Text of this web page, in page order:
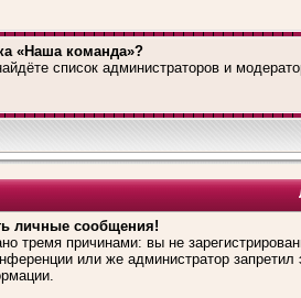
«Наша команда»?
список администраторов и
личные сообщения!
тремя причинами: вы не
или же администратор